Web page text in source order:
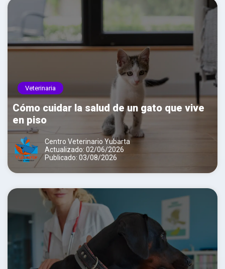
Veterinaria
Cómo cuidar la salud de un gato que vive
en piso
Centro Veterinario Yubarta
Actualizado: 02/06/2026
Publicado: 03/08/2026